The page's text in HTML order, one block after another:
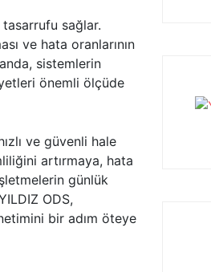
sağlar.
ve hata oranlarının
sistemlerin
önemli ölçüde
ve güvenli hale
artırmaya, hata
günlük
ODS,
bir adım öteye